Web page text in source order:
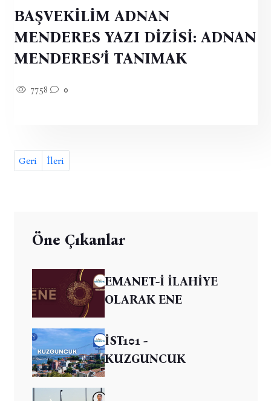
BAŞVEKİLİM ADNAN
MENDERES YAZI DİZİSİ: ADNAN
MENDERES’İ TANIMAK
7758 0
Geri İleri
Öne Çıkanlar
EMANET-İ İLAHİYE
OLARAK ENE
İST101 -
KUZGUNCUK